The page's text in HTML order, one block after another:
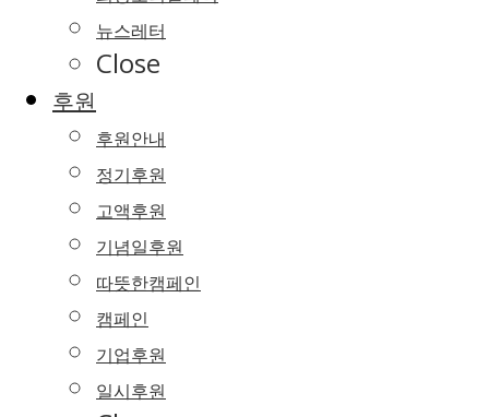
뉴스레터
Close
후원
후원안내
정기후원
고액후원
기념일후원
따뜻한캠페인
캠페인
기업후원
일시후원